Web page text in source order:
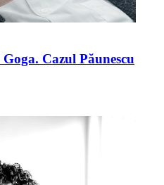
Cazul Păunescu